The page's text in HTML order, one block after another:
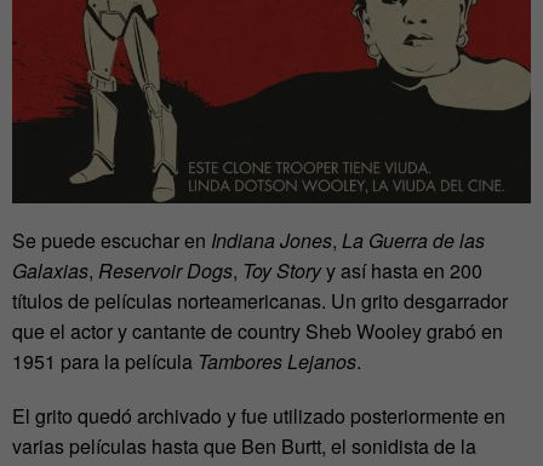
Se puede escuchar en Indiana Jones, La Guerra de las
Galaxias, Reservoir Dogs, Toy Storyy así hasta en 200
títulos de películas norteamericanas. Un grito desgarrador
que el actor y cantante de country Sheb Wooley grabó en
1951 para la película Tambores Lejanos.
El grito quedó archivado y fue utilizado posteriormente en
varias películas hasta que Ben Burtt, el sonidista de la